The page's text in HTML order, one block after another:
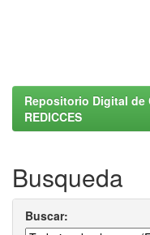
Repositorio Digital de
REDICCES
Busqueda
Buscar: